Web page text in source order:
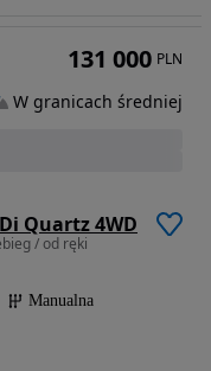
Quartz 4WD
/ od ręki
Manualna
131 000 PLN
W granicach średniej